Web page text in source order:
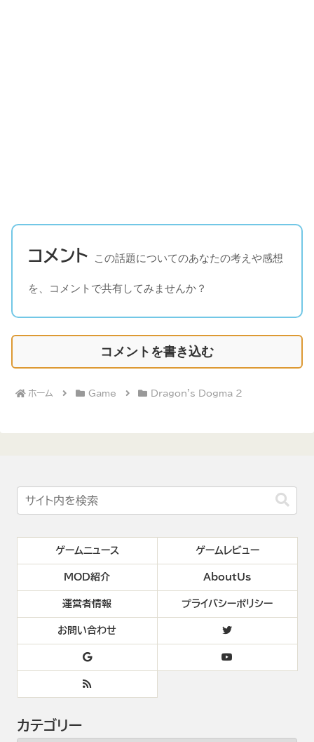
コメント この話題についてのあなたの考えや感想
を、コメントで共有してみませんか？
コメントを書き込む
ホーム Game Dragon's Dogma 2
ゲームニュース ゲームレビュー
MOD紹介 AboutUs
運営者情報 プライバシーポリシー
お問い合わせ
カテゴリー